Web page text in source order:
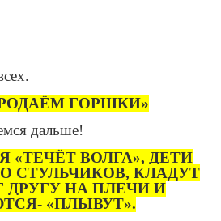
ГОРШКИ»
дальше!
«ТЕЧЁТ ВОЛГА», ДЕТИ
СТУЛЬЧИКОВ, КЛАДУТ
ДРУГУ НА ПЛЕЧИ И
«ПЛЫВУТ».